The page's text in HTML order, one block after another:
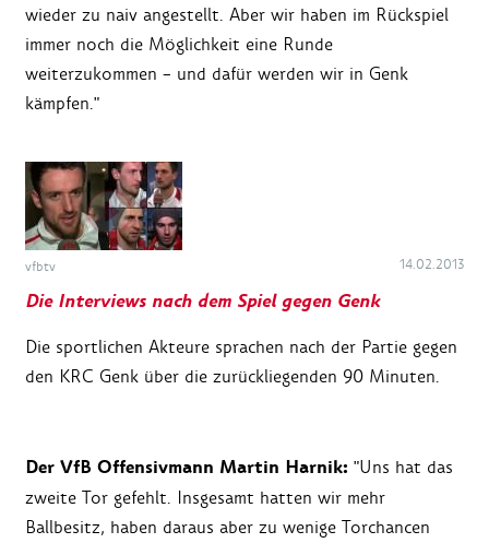
wieder zu naiv angestellt. Aber wir haben im Rückspiel
immer noch die Möglichkeit eine Runde
weiterzukommen – und dafür werden wir in Genk
kämpfen."
vfbtv 14.02.2013
Die Interviews nach dem Spiel gegen Genk
Die sportlichen Akteure sprachen nach der Partie gegen
den KRC Genk über die zurückliegenden 90 Minuten.
Der VfB Offensivmann Martin Harnik: "Uns hat das
zweite Tor gefehlt. Insgesamt hatten wir mehr
Ballbesitz, haben daraus aber zu wenige Torchancen